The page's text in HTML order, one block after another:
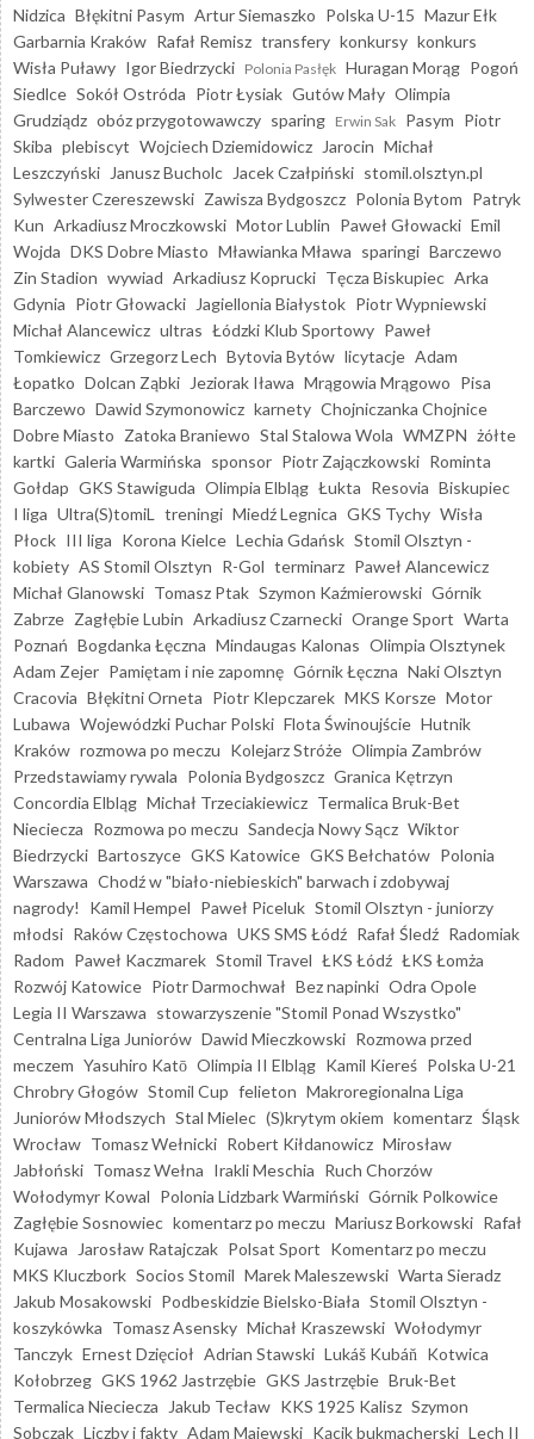
Nidzica Błękitni Pasym Artur Siemaszko Polska U-15 Mazur Ełk
Garbarnia Kraków Rafał Remisz transfery konkursy konkurs
Wisła Puławy Igor Biedrzycki Polonia Pasłęk Huragan Morąg Pogoń
Siedlce Sokół Ostróda Piotr Łysiak Gutów Mały Olimpia
Grudziądz obóz przygotowawczy sparing Erwin Sak Pasym Piotr
Skiba plebiscyt Wojciech Dziemidowicz Jarocin Michał
Leszczyński
Janusz Bucholc Jacek Czałpiński stomil.olsztyn.pl
Sylwester Czereszewski Zawisza Bydgoszcz Polonia Bytom Patryk
Kun Arkadiusz Mroczkowski Motor Lublin Paweł Głowacki Emil
Wojda DKS Dobre Miasto Mławianka Mława sparingi Barczewo
Zin Stadion wywiad Arkadiusz Koprucki Tęcza Biskupiec Arka
Gdynia Piotr Głowacki Jagiellonia Białystok Piotr Wypniewski
Michał Alancewicz ultras Łódzki Klub Sportowy Paweł
Tomkiewicz Grzegorz Lech Bytovia Bytów licytacje Adam
Łopatko Dolcan Ząbki Jeziorak Iława Mrągowia Mrągowo Pisa
Barczewo Dawid Szymonowicz karnety Chojniczanka Chojnice
Dobre Miasto Zatoka Braniewo Stal Stalowa Wola WMZPN żółte
kartki Galeria Warmińska sponsor Piotr Zajączkowski Rominta
Gołdap GKS Stawiguda Olimpia Elbląg Łukta Resovia Biskupiec
I liga Ultra(S)tomiL treningi Miedź Legnica GKS Tychy Wisła
Płock III liga Korona Kielce Lechia Gdańsk Stomil Olsztyn -
kobiety AS Stomil Olsztyn R-Gol terminarz Paweł Alancewicz
Michał Glanowski Tomasz Ptak Szymon Kaźmierowski Górnik
Zabrze Zagłębie Lubin Arkadiusz Czarnecki Orange Sport Warta
Poznań Bogdanka Łęczna Mindaugas Kalonas Olimpia Olsztynek
Adam Zejer Pamiętam i nie zapomnę Górnik Łęczna Naki Olsztyn
Cracovia Błękitni Orneta Piotr Klepczarek MKS Korsze Motor
Lubawa Wojewódzki Puchar Polski Flota Świnoujście Hutnik
Kraków rozmowa po meczu Kolejarz Stróże Olimpia Zambrów
Przedstawiamy rywala Polonia Bydgoszcz Granica Kętrzyn
Concordia Elbląg Michał Trzeciakiewicz Termalica Bruk-Bet
Nieciecza Rozmowa po meczu Sandecja Nowy Sącz Wiktor
Biedrzycki Bartoszyce GKS Katowice GKS Bełchatów Polonia
Warszawa Chodź w "biało-niebieskich" barwach i zdobywaj
nagrody!
Kamil Hempel Paweł Piceluk Stomil Olsztyn - juniorzy
młodsi Raków Częstochowa UKS SMS Łódź Rafał Śledź Radomiak
Radom Paweł Kaczmarek Stomil Travel ŁKS Łódź ŁKS Łomża
Rozwój Katowice Piotr Darmochwał Bez napinki Odra Opole
Legia II Warszawa stowarzyszenie "Stomil Ponad Wszystko"
Centralna Liga Juniorów Dawid Mieczkowski Rozmowa przed
meczem Yasuhiro Katō Olimpia II Elbląg Kamil Kiereś Polska U-21
Chrobry Głogów Stomil Cup felieton Makroregionalna Liga
Juniorów Młodszych Stal Mielec (S)krytym okiem komentarz Śląsk
Wrocław Tomasz Wełnicki Robert Kiłdanowicz Mirosław
Jabłoński Tomasz Wełna Irakli Meschia Ruch Chorzów
Wołodymyr Kowal Polonia Lidzbark Warmiński Górnik Polkowice
Zagłębie Sosnowiec komentarz po meczu Mariusz Borkowski Rafał
Kujawa
Jarosław Ratajczak Polsat Sport Komentarz po meczu
MKS Kluczbork Socios Stomil Marek Maleszewski Warta Sieradz
Jakub Mosakowski Podbeskidzie Bielsko-Biała Stomil Olsztyn -
koszykówka Tomasz Asensky Michał Kraszewski Wołodymyr
Tanczyk Ernest Dzięcioł Adrian Stawski Lukáš Kubáň Kotwica
Kołobrzeg GKS 1962 Jastrzębie GKS Jastrzębie Bruk-Bet
Termalica Nieciecza
Jakub Tecław KKS 1925 Kalisz Szymon
Sobczak Liczby i fakty Adam Majewski Kącik bukmacherski Lech II